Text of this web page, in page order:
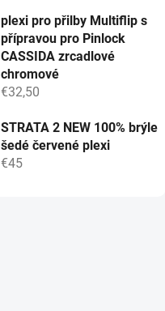
plexi pro přilby Multiflip s
přípravou pro Pinlock
CASSIDA zrcadlové
chromové
€32,50
STRATA 2 NEW 100% brýle
šedé červené plexi
€45